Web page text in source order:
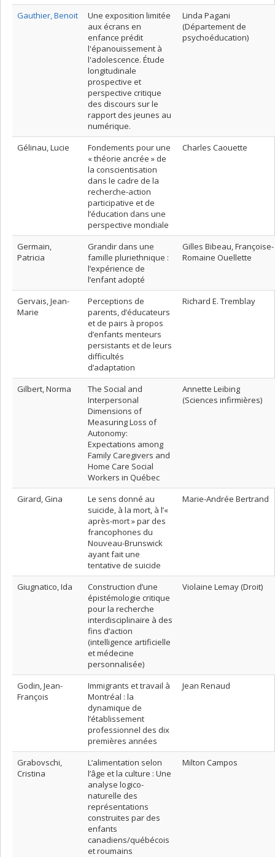
Gauthier, Benoit
Une exposition limitée
aux écrans en
enfance prédit
l'épanouissement à
l'adolescence. Étude
longitudinale
prospective et
perspective critique
des discours sur le
rapport des jeunes au
numérique.
Linda Pagani
(Département de
psychoéducation)
Gélinau, Lucie
Fondements pour une
« théorie ancrée » de
la conscientisation
dans le cadre de la
recherche-action
participative et de
l’éducation dans une
perspective mondiale
Charles Caouette
Germain,
Patricia
Grandir dans une
famille pluriethnique :
l’expérience de
l’enfant adopté
Gilles Bibeau, Françoise-
Romaine Ouellette
Gervais, Jean-
Marie
Perceptions de
parents, d’éducateurs
et de pairs à propos
d’enfants menteurs
persistants et de leurs
difficultés
d’adaptation
Richard E. Tremblay
Gilbert, Norma
The Social and
Interpersonal
Dimensions of
Measuring Loss of
Autonomy:
Expectations among
Family Caregivers and
Home Care Social
Workers in Québec
Annette Leibing
(Sciences infirmières)
Girard, Gina
Le sens donné au
suicide, à la mort, à l’«
après-mort » par des
francophones du
Nouveau-Brunswick
ayant fait une
tentative de suicide
Marie-Andrée Bertrand
Giugnatico, Ida
Construction d’une
épistémologie critique
pour la recherche
interdisciplinaire à des
fins d’action
(intelligence artificielle
et médecine
personnalisée)
Violaine Lemay (Droit)
Godin, Jean-
François
Immigrants et travail à
Montréal : la
dynamique de
l’établissement
professionnel des dix
premières années
Jean Renaud
Grabovschi,
Cristina
L’alimentation selon
l’âge et la culture : Une
analyse logico-
naturelle des
représentations
construites par des
enfants
canadiens/québécois
et roumains
Milton Campos